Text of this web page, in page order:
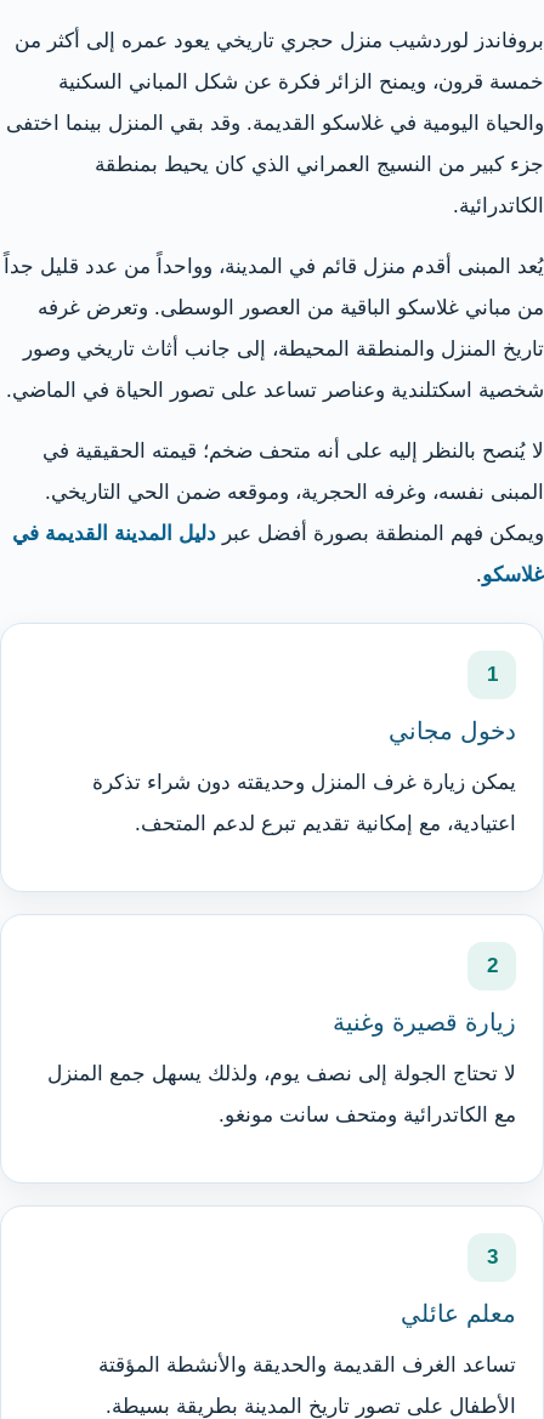
بروفاندز لوردشيب منزل حجري تاريخي يعود عمره إلى أكثر من
خمسة قرون، ويمنح الزائر فكرة عن شكل المباني السكنية
والحياة اليومية في غلاسكو القديمة. وقد بقي المنزل بينما اختفى
جزء كبير من النسيج العمراني الذي كان يحيط بمنطقة
الكاتدرائية.
يُعد المبنى أقدم منزل قائم في المدينة، وواحداً من عدد قليل جداً
من مباني غلاسكو الباقية من العصور الوسطى. وتعرض غرفه
تاريخ المنزل والمنطقة المحيطة، إلى جانب أثاث تاريخي وصور
شخصية اسكتلندية وعناصر تساعد على تصور الحياة في الماضي.
لا يُنصح بالنظر إليه على أنه متحف ضخم؛ قيمته الحقيقية في
المبنى نفسه، وغرفه الحجرية، وموقعه ضمن الحي التاريخي.
ويمكن فهم المنطقة بصورة أفضل عبر دليل المدينة القديمة في
غلاسكو.
1
دخول مجاني
يمكن زيارة غرف المنزل وحديقته دون شراء تذكرة
اعتيادية، مع إمكانية تقديم تبرع لدعم المتحف.
2
زيارة قصيرة وغنية
لا تحتاج الجولة إلى نصف يوم، ولذلك يسهل جمع المنزل
مع الكاتدرائية ومتحف سانت مونغو.
3
معلم عائلي
تساعد الغرف القديمة والحديقة والأنشطة المؤقتة
الأطفال على تصور تاريخ المدينة بطريقة بسيطة.